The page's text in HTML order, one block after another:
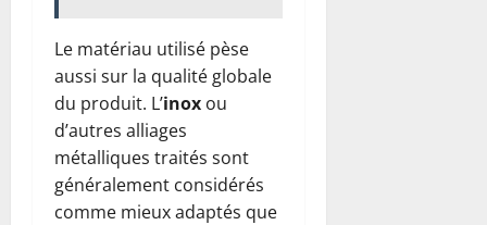
Le matériau utilisé pèse
aussi sur la qualité globale
du produit. L’inox ou
d’autres alliages
métalliques traités sont
généralement considérés
comme mieux adaptés que